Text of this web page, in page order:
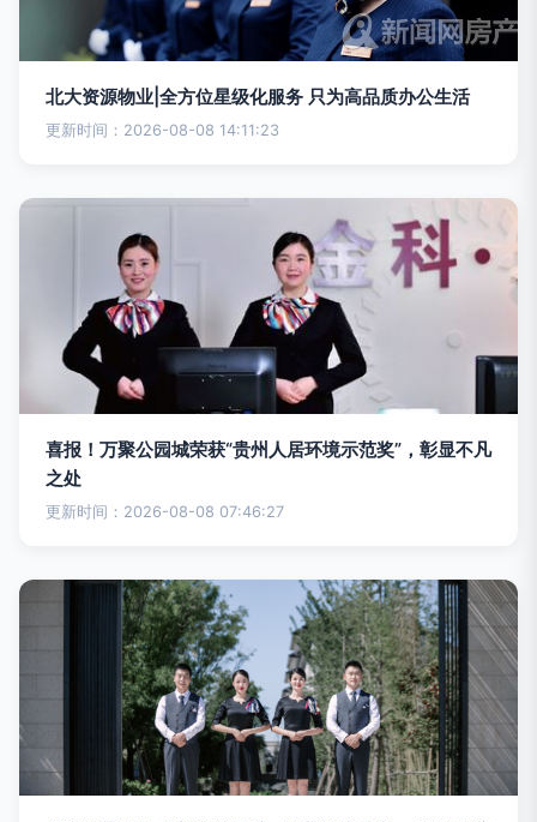
北大资源物业|全方位星级化服务 只为高品质办公生活
更新时间：2026-08-08 14:11:23
喜报！万聚公园城荣获“贵州人居环境示范奖”，彰显不凡
之处
更新时间：2026-08-08 07:46:27